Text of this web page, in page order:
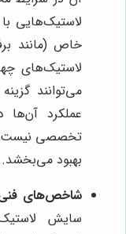
لاستیک‌هایی
خاص (مانند
لاستیک‌های
می‌توانند
عملکرد آن‌ها
تخصصی نیست.
بهبود می‌بخشد.
شاخص‌های
سایش